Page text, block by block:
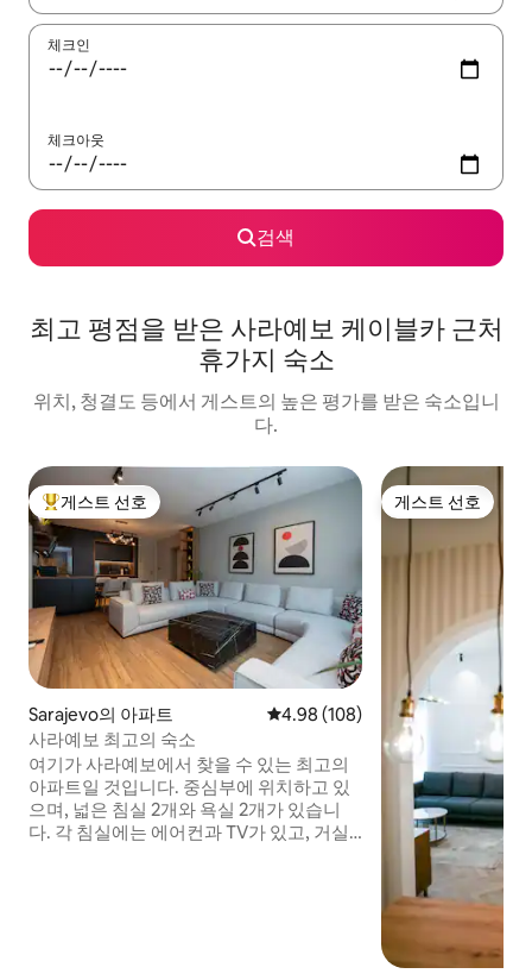
체크인
체크아웃
검색
최고 평점을 받은 사라예보 케이블카 근처
휴가지 숙소
위치, 청결도 등에서 게스트의 높은 평가를 받은 숙소입니
다.
상위 게스트 선호
게스트 선호
Sarajevo의 아파트 평점 4.98점(5점 만점), 후기 108
4.98 (108)
사라예보 최고의 숙소
여기가 사라예보에서 찾을 수 있는 최고의
아파트일 것입니다. 중심부에 위치하고 있
으며, 넓은 침실 2개와 욕실 2개가 있습니
다. 각 침실에는 에어컨과 TV가 있고, 거실
게스트 선호
게스트 선호